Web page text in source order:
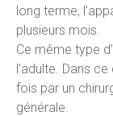
long terme,
plusieurs mois.
Ce même type
l’adulte. Dans
fois par un
générale.